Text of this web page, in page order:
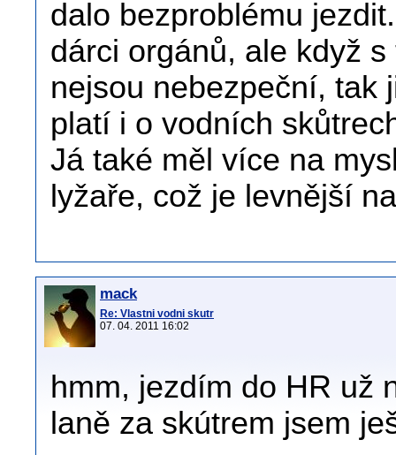
dalo bezproblému
dárci orgánů, ale když
nejsou nebezpeční, tak
platí i o vodních
Já také měl více na
lyžaře, což je levnější
mack
Re: Vlastni vodni skutr
07. 04. 2011 16:02
hmm, jezdím do HR už
laně za skútrem jsem